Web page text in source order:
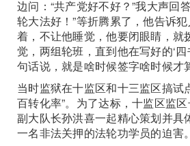
边问：“共产党好不好？”我大声回
轮大法好！”等折腾累了，他告诉
着，不让他睡觉，他要闭眼睛，就
觉，两组轮班，直到他在写好的‘四
句话说，就是啥时候签字啥时候才
当时监狱在十监区和十三监区搞试
百转化率”。为了达标，十监区监
副大队长孙洪喜一起精心策划并具
一名非法关押的法轮功学员的迫害。